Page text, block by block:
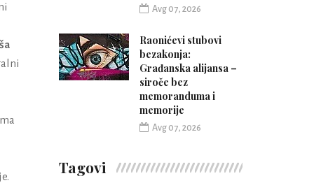
Avg 07, 2026
Raonićevi stubovi
bezakonja:
Građanska alijansa –
siroče bez
memoranduma i
memorije
Avg 07, 2026
Tagovi